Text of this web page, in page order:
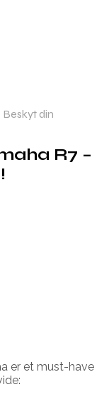
Beskyt din
R7 –
er et must-have